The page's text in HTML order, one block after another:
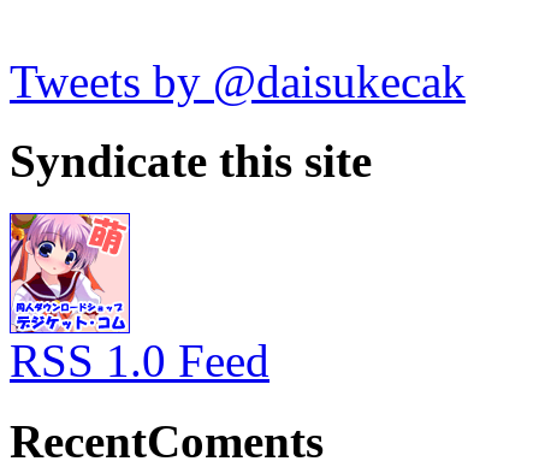
Tweets by @daisukecak
Syndicate this site
RSS 1.0 Feed
RecentComents